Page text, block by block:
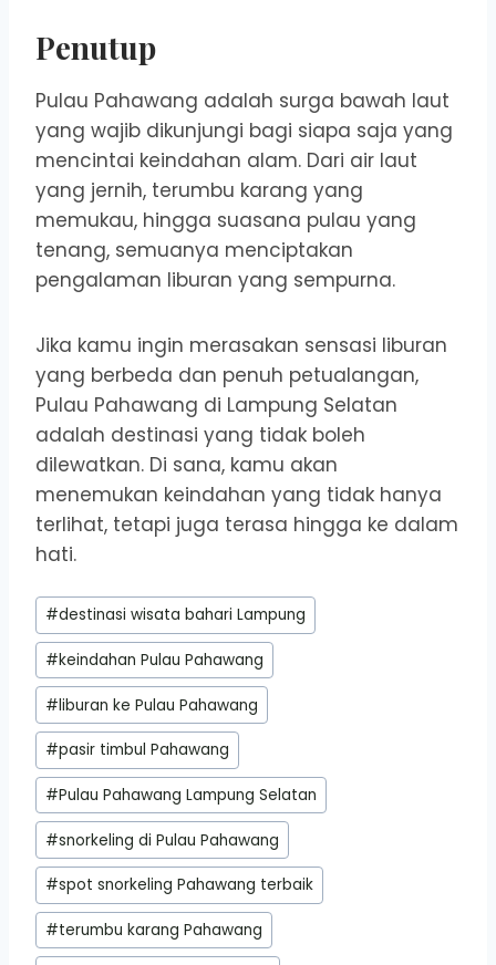
Penutup
Pulau Pahawang adalah surga bawah laut
yang wajib dikunjungi bagi siapa saja yang
mencintai keindahan alam. Dari air laut
yang jernih, terumbu karang yang
memukau, hingga suasana pulau yang
tenang, semuanya menciptakan
pengalaman liburan yang sempurna.
Jika kamu ingin merasakan sensasi liburan
yang berbeda dan penuh petualangan,
Pulau Pahawang di Lampung Selatan
adalah destinasi yang tidak boleh
dilewatkan. Di sana, kamu akan
menemukan keindahan yang tidak hanya
terlihat, tetapi juga terasa hingga ke dalam
hati.
Post
Tags:
#destinasi wisata bahari Lampung
#keindahan Pulau Pahawang
#liburan ke Pulau Pahawang
#pasir timbul Pahawang
#Pulau Pahawang Lampung Selatan
#snorkeling di Pulau Pahawang
#spot snorkeling Pahawang terbaik
#terumbu karang Pahawang